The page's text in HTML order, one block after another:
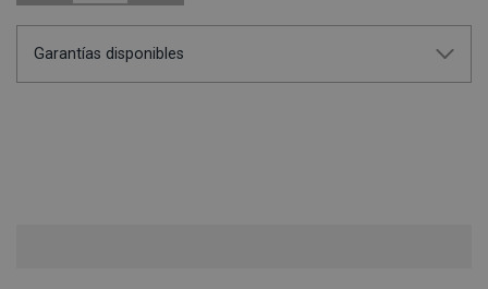
Garantías disponibles